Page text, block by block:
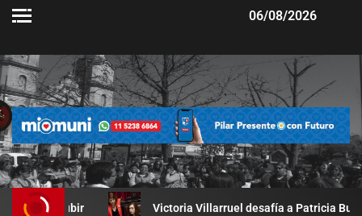
06/08/2026
Victoria Villarruel desafía a Patricia Bullrich: así fue